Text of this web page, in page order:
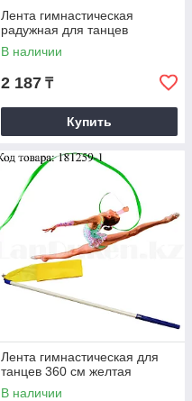
Лента гимнастическая
радужная для танцев
В наличии
2 187 ₸
Купить
Лента гимнастическая для
танцев 360 см желтая
В наличии